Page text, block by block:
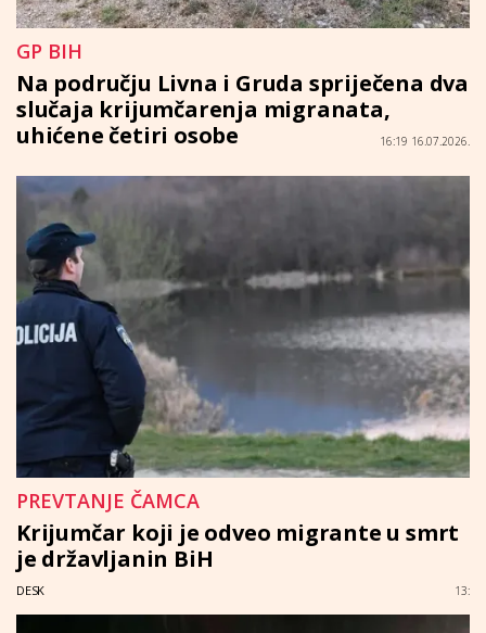
GP BIH
Na području Livna i Gruda spriječena dva
slučaja krijumčarenja migranata,
uhićene četiri osobe
16:19 16.07.2026.
PREVTANJE ČAMCA
Krijumčar koji je odveo migrante u smrt
je državljanin BiH
DESK 13: